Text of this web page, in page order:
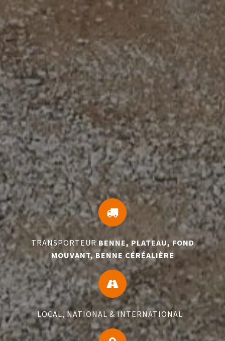
TRANSPORTEURBENNE, PLATEAU, FOND
MOUVANT, BENNE CÉRÉALIÈRE
LOCAL, NATIONAL & INTERNATIONAL